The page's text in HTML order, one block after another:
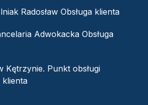
Radosław Obsługa klienta
Adwokacka Obsługa
Kętrzynie. Punkt obsługi
klienta